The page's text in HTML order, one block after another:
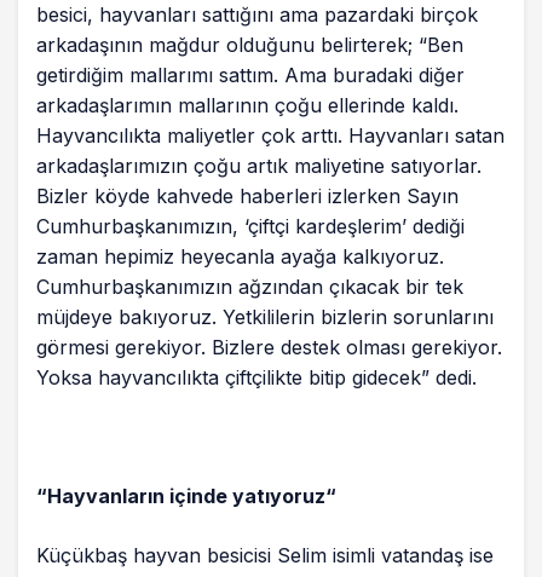
besici, hayvanları sattığını ama pazardaki birçok
arkadaşının mağdur olduğunu belirterek; “Ben
getirdiğim mallarımı sattım. Ama buradaki diğer
arkadaşlarımın mallarının çoğu ellerinde kaldı.
Hayvancılıkta maliyetler çok arttı. Hayvanları satan
arkadaşlarımızın çoğu artık maliyetine satıyorlar.
Bizler köyde kahvede haberleri izlerken Sayın
Cumhurbaşkanımızın, ‘çiftçi kardeşlerim’ dediği
zaman hepimiz heyecanla ayağa kalkıyoruz.
Cumhurbaşkanımızın ağzından çıkacak bir tek
müjdeye bakıyoruz. Yetkililerin bizlerin sorunlarını
görmesi gerekiyor. Bizlere destek olması gerekiyor.
Yoksa hayvancılıkta çiftçilikte bitip gidecek” dedi.
“Hayvanların içinde yatıyoruz“
Küçükbaş hayvan besicisi Selim isimli vatandaş ise